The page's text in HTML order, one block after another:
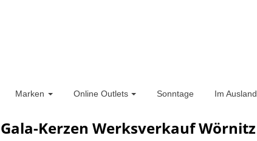
Marken Online Outlets Sonntage Im Ausland
Gala-Kerzen Werksverkauf Wörnitz